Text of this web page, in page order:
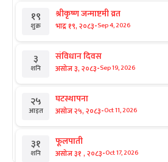
१९
शुक्र
श्रीकृष्ण जन्माष्टमी व्रत
भाद्र १९, २०८३-Sep 4, 2026
३
शनि
संविधान दिवस
असोज ३, २०८३-Sep 19, 2026
२५
आइत
घटस्थापना
असोज २५, २०८३-Oct 11, 2026
३१
शनि
फूलपाती
असोज ३१ , २०८३-Oct 17, 2026